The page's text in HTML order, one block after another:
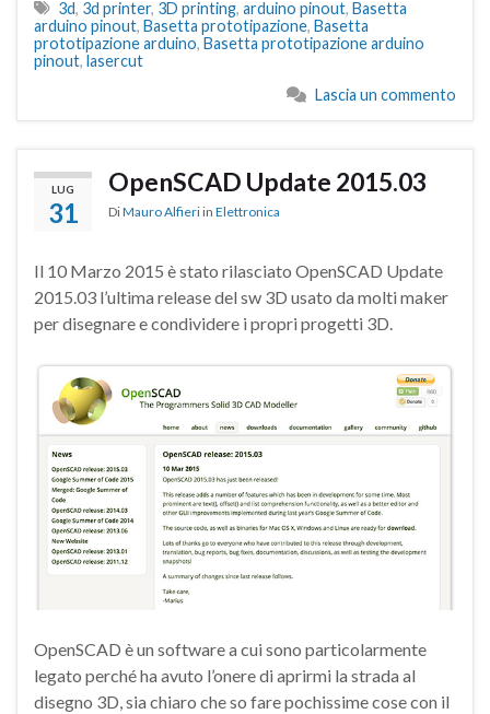
3d, 3d printer, 3D printing, arduino pinout, Basetta
arduino pinout, Basetta prototipazione, Basetta
prototipazione arduino, Basetta prototipazione arduino
pinout, lasercut
Lascia un commento
LUG
31
OpenSCAD Update 2015.03
DiMauro Alfieri in Elettronica
Il 10 Marzo 2015 è stato rilasciato OpenSCAD Update
2015.03 l’ultima release del sw 3D usato da molti maker
per disegnare e condividere i propri progetti 3D.
OpenSCAD è un software a cui sono particolarmente
legato perché ha avuto l’onere di aprirmi la strada al
disegno 3D, sia chiaro che so fare pochissime cose con il